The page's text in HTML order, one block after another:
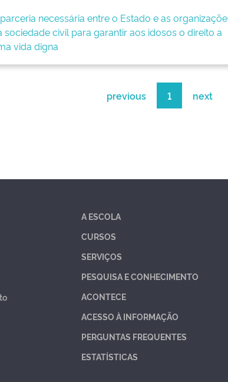
necessária entre o Estado e as
sociedade civil para garantir aos idosos o direito a
vida digna
previous 1 next
A ESCOLA
CURSOS
SERVIÇOS
PESQUISA E CONHECIMENTO
ACONTECE
ACESSO À INFORMAÇÃO
PERGUNTAS FREQUENTES
ESTATÍSTICAS